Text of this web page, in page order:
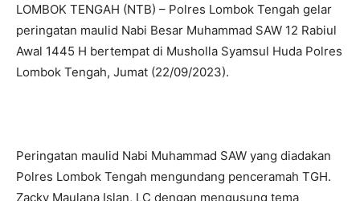
LOMBOK TENGAH (NTB) – Polres Lombok Tengah gelar
peringatan maulid Nabi Besar Muhammad SAW 12 Rabiul
Awal 1445 H bertempat di Musholla Syamsul Huda Polres
Lombok Tengah, Jumat (22/09/2023).
Peringatan maulid Nabi Muhammad SAW yang diadakan
Polres Lombok Tengah mengundang penceramah TGH.
Zacky Maulana Islan, LC dengan mengusung tema